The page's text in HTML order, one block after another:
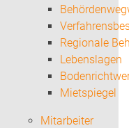
Regionale
Lebenslagen
Mietspiegel
Mitarbeiter